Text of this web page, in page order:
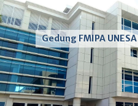
Gedung FMIPA UNESA